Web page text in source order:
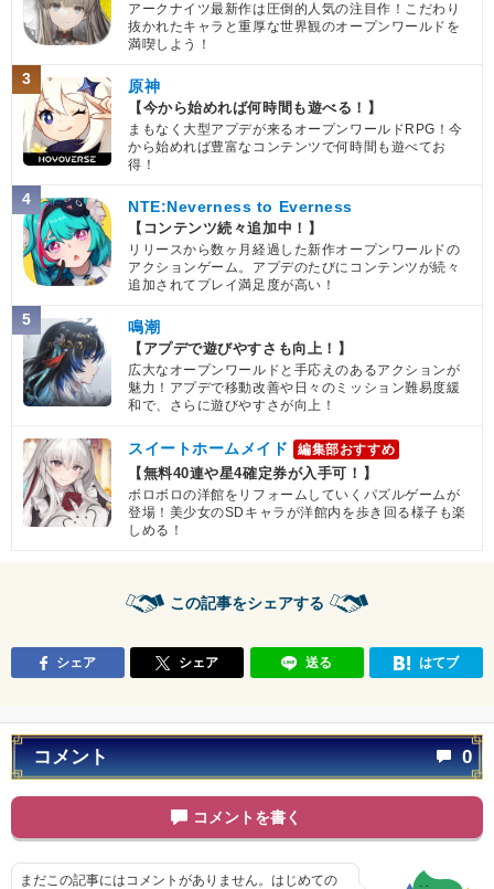
アークナイツ最新作は圧倒的人気の注目作！こだわり
抜かれたキャラと重厚な世界観のオープンワールドを
満喫しよう！
3 原神
【今から始めれば何時間も遊べる！】
まもなく大型アプデが来るオープンワールドRPG！今
から始めれば豊富なコンテンツで何時間も遊べてお
得！
4 NTE:Neverness to Everness
【コンテンツ続々追加中！】
リリースから数ヶ月経過した新作オープンワールドの
アクションゲーム。アプデのたびにコンテンツが続々
追加されてプレイ満足度が高い！
5 鳴潮
【アプデで遊びやすさも向上！】
広大なオープンワールドと手応えのあるアクションが
魅力！アプデで移動改善や日々のミッション難易度緩
和で、さらに遊びやすさが向上！
スイートホームメイド 編集部おすすめ
【無料40連や星4確定券が入手可！】
ボロボロの洋館をリフォームしていくパズルゲームが
登場！美少女のSDキャラが洋館内を歩き回る様子も楽
しめる！
この記事をシェアする
シェア シェア 送る はてブ
コメント 0
コメントを書く
まだこの記事にはコメントがありません。はじめての